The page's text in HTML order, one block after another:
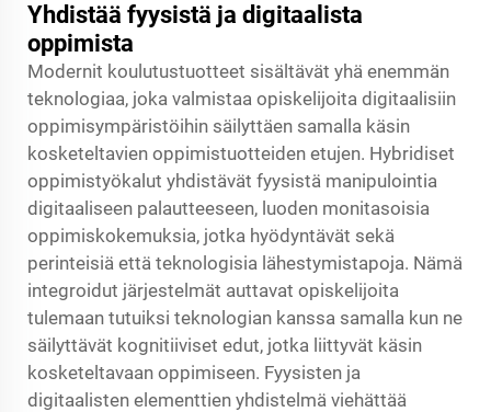
Yhdistää fyysistä ja digitaalista
oppimista
Modernit koulutustuotteet sisältävät yhä enemmän
teknologiaa, joka valmistaa opiskelijoita digitaalisiin
oppimisympäristöihin säilyttäen samalla käsin
kosketeltavien oppimistuotteiden etujen. Hybridiset
oppimistyökalut yhdistävät fyysistä manipulointia
digitaaliseen palautteeseen, luoden monitasoisia
oppimiskokemuksia, jotka hyödyntävät sekä
perinteisiä että teknologisia lähestymistapoja. Nämä
integroidut järjestelmät auttavat opiskelijoita
tulemaan tutuiksi teknologian kanssa samalla kun ne
säilyttävät kognitiiviset edut, jotka liittyvät käsin
kosketeltavaan oppimiseen. Fyysisten ja
digitaalisten elementtien yhdistelmä viehättää